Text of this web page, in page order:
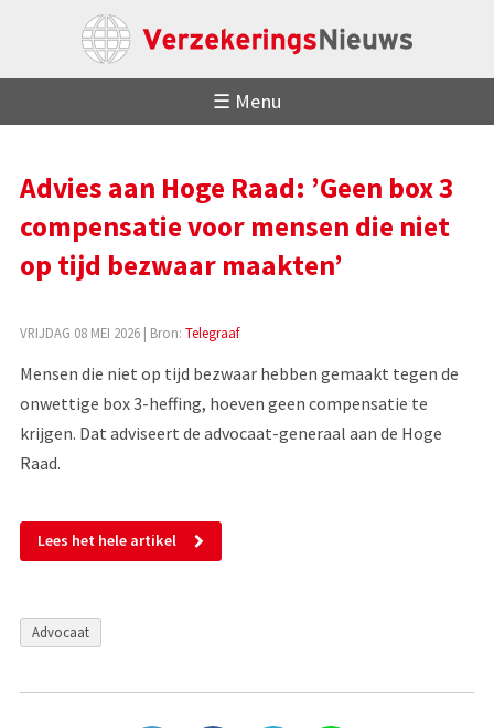
☰ Menu
Advies aan Hoge Raad: ’Geen box 3
compensatie voor mensen die niet
op tijd bezwaar maakten’
VRIJDAG 08 MEI 2026| Bron: Telegraaf
Mensen die niet op tijd bezwaar hebben gemaakt tegen de
onwettige box 3-heffing, hoeven geen compensatie te
krijgen. Dat adviseert de advocaat-generaal aan de Hoge
Raad.
Lees het hele artikel
Advocaat